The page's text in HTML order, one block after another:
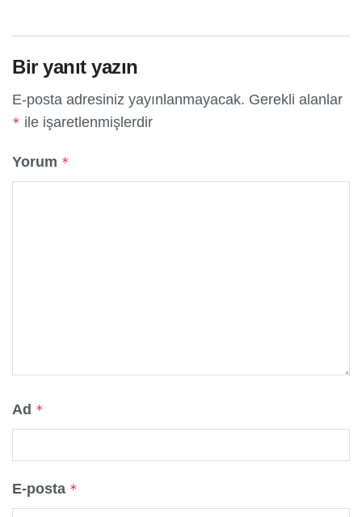
Bir yanıt yazın
E-posta adresiniz yayınlanmayacak. Gerekli alanlar
* ile işaretlenmişlerdir
Yorum *
Ad *
E-posta *